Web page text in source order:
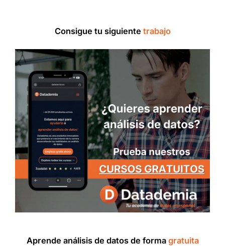
Consigue tu siguiente trabajo
Aprende análisis de datos de forma gratuita